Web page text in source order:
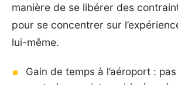
manière de se libérer des
pour se concentrer sur
lui-même.
Gain de temps à l’aéroport :